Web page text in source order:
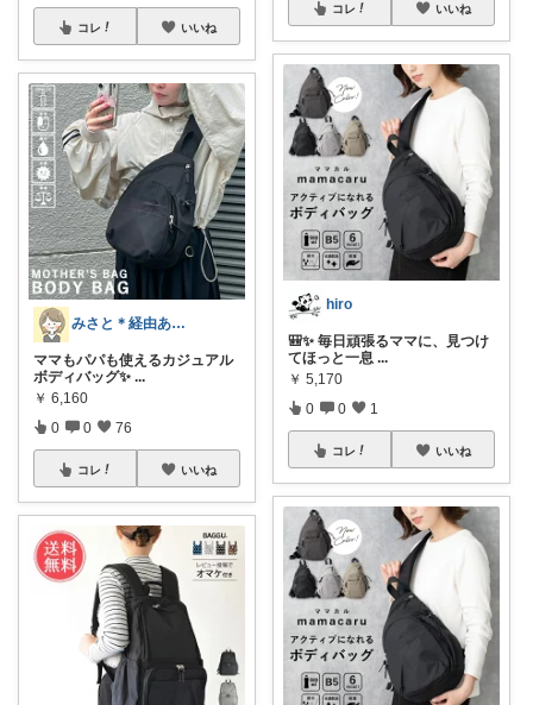
コレ いいね
みさと＊経由ありがとうございます🧡
ママもパパも使えるカジュアル
ボディバッグ✨ ...
￥ 6,160
0 0 76
コレ いいね
コレ いいね
hiro
🎒✨ 毎日頑張るママに、見つけ
てほっと一息 ...
￥ 5,170
0 0 1
コレ いいね